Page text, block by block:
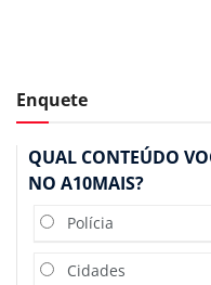
Enquete
QUAL CONTEÚDO
NO A10MAIS?
Polícia
Cidades